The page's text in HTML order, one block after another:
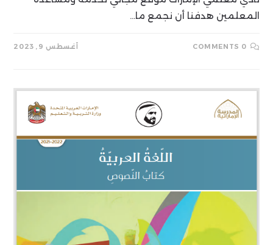
المعلمين هدفنا أن نجمع ما…
0 COMMENTS أغسطس 9, 2023